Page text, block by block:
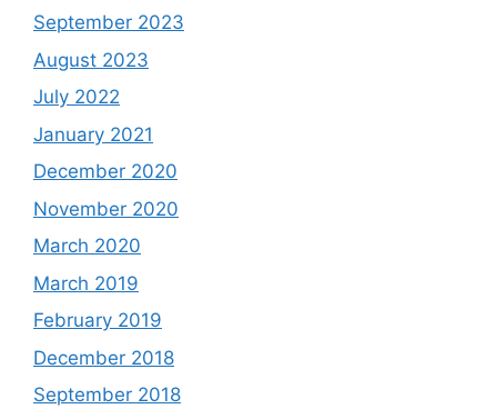
September 2023
August 2023
July 2022
January 2021
December 2020
November 2020
March 2020
March 2019
February 2019
December 2018
September 2018